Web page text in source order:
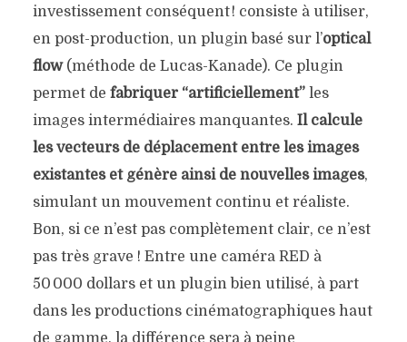
investissement conséquent ! consiste à utiliser,
en post-production, un plugin basé sur l’optical
flow(méthode de Lucas-Kanade). Ce plugin
permet de fabriquer “artificiellement”les
images intermédiaires manquantes. Il calcule
les vecteurs de déplacement entre les images
existantes et génère ainsi de nouvelles images,
simulant un mouvement continu et réaliste.
Bon, si ce n’est pas complètement clair, ce n’est
pas très grave ! Entre une caméra RED à
50 000 dollars et un plugin bien utilisé, à part
dans les productions cinématographiques haut
de gamme, la différence sera à peine